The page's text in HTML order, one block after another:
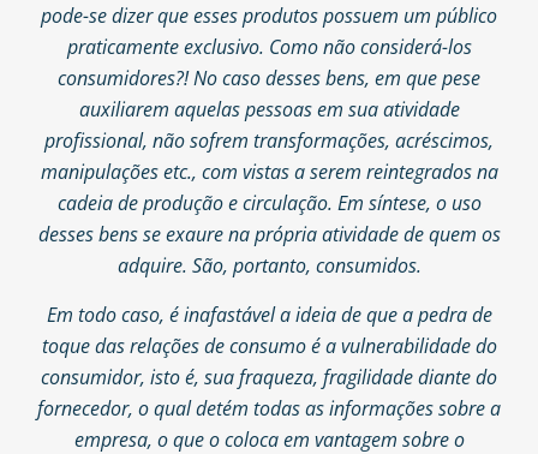
pode-se dizer que esses produtos possuem um público
praticamente exclusivo. Como não considerá-los
consumidores?! No caso desses bens, em que pese
auxiliarem aquelas pessoas em sua atividade
profissional, não sofrem transformações, acréscimos,
manipulações etc., com vistas a serem reintegrados na
cadeia de produção e circulação. Em síntese, o uso
desses bens se exaure na própria atividade de quem os
adquire. São, portanto, consumidos.
Em todo caso, é inafastável a ideia de que a pedra de
toque das relações de consumo é a vulnerabilidade do
consumidor, isto é, sua fraqueza, fragilidade diante do
fornecedor, o qual detém todas as informações sobre a
empresa, o que o coloca em vantagem sobre o